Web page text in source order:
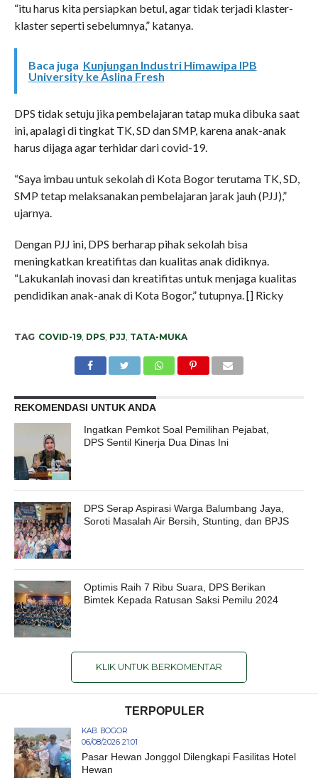
“itu harus kita persiapkan betul, agar tidak terjadi klaster-
klaster seperti sebelumnya,” katanya.
Baca juga Kunjungan Industri Himawipa IPB
University ke Aslina Fresh
DPS tidak setuju jika pembelajaran tatap muka dibuka saat
ini, apalagi di tingkat TK, SD dan SMP, karena anak-anak
harus dijaga agar terhidar dari covid-19.
“Saya imbau untuk sekolah di Kota Bogor terutama TK, SD,
SMP tetap melaksanakan pembelajaran jarak jauh (PJJ),”
ujarnya.
Dengan PJJ ini, DPS berharap pihak sekolah bisa
meningkatkan kreatifitas dan kualitas anak didiknya.
“Lakukanlah inovasi dan kreatifitas untuk menjaga kualitas
pendidikan anak-anak di Kota Bogor,” tutupnya. [] Ricky
TAG COVID-19, DPS, PJJ TATA-MUKA
REKOMENDASI UNTUK ANDA
Ingatkan Pemkot Soal Pemilihan Pejabat,
DPS Sentil Kinerja Dua Dinas Ini
DPS Serap Aspirasi Warga Balumbang Jaya,
Soroti Masalah Air Bersih, Stunting, dan BPJS
Optimis Raih 7 Ribu Suara, DPS Berikan
Bimtek Kepada Ratusan Saksi Pemilu 2024
KLIK UNTUK BERKOMENTAR
TERPOPULER
KAB. BOGOR
06/08/2026 21:01
Pasar Hewan Jonggol Dilengkapi Fasilitas Hotel
Hewan